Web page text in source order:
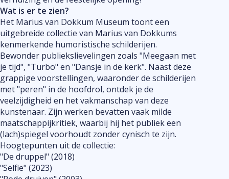
Wat is er te zien?
Het Marius van Dokkum Museum toont een
uitgebreide collectie van Marius van Dokkums
kenmerkende humoristische schilderijen.
Bewonder publiekslievelingen zoals "Meegaan met
je tijd", "Turbo" en "Dansje in de kerk". Naast deze
grappige voorstellingen, waaronder de schilderijen
met "peren" in de hoofdrol, ontdek je de
veelzijdigheid en het vakmanschap van deze
kunstenaar. Zijn werken bevatten vaak milde
maatschappijkritiek, waarbij hij het publiek een
(lach)spiegel voorhoudt zonder cynisch te zijn.
Hoogtepunten uit de collectie:
"De druppel" (2018)
"Selfie" (2023)